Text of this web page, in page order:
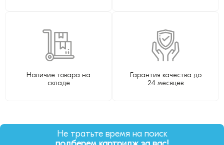
Наличие товара на
складе
Гарантия качества до
24 месяцев
Не тратьте время на поиск